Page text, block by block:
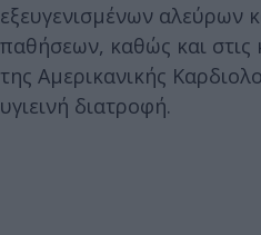
εξευγενισμένων αλεύρων
παθήσεων, καθώς και στις
της Αμερικανικής
υγιεινή διατροφή.